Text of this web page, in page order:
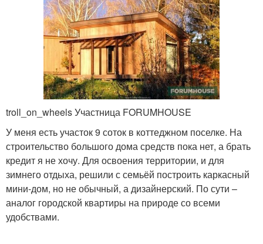
troll_on_wheels Участница FORUMHOUSE
У меня есть участок 9 соток в коттеджном поселке. На
строительство большого дома средств пока нет, а брать
кредит я не хочу. Для освоения территории, и для
зимнего отдыха, решили с семьёй построить каркасный
мини-дом, но не обычный, а дизайнерский. По сути –
аналог городской квартиры на природе со всеми
удобствами.